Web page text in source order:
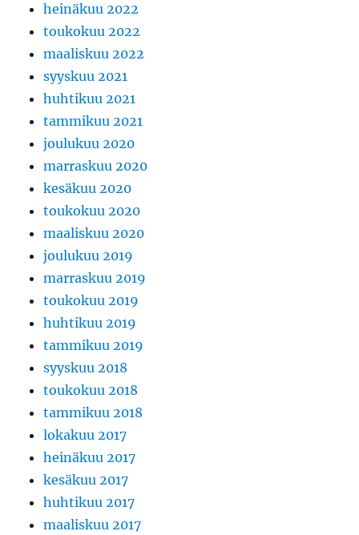
heinäkuu 2022
toukokuu 2022
maaliskuu 2022
syyskuu 2021
huhtikuu 2021
tammikuu 2021
joulukuu 2020
marraskuu 2020
kesäkuu 2020
toukokuu 2020
maaliskuu 2020
joulukuu 2019
marraskuu 2019
toukokuu 2019
huhtikuu 2019
tammikuu 2019
syyskuu 2018
toukokuu 2018
tammikuu 2018
lokakuu 2017
heinäkuu 2017
kesäkuu 2017
huhtikuu 2017
maaliskuu 2017